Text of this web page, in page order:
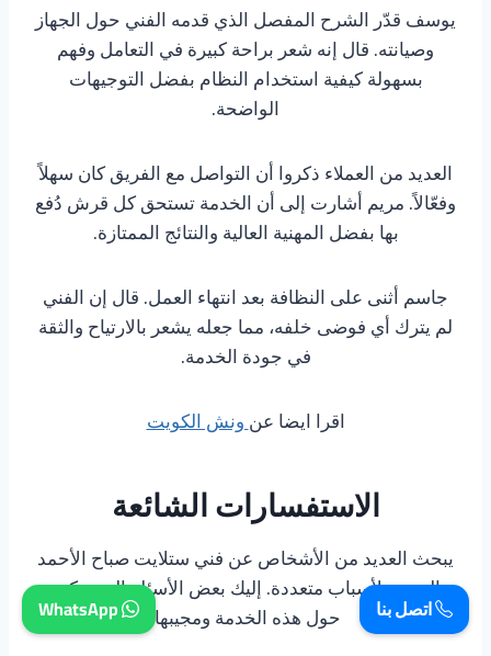
يوسف قدّر الشرح المفصل الذي قدمه الفني حول الجهاز
وصيانته. قال إنه شعر براحة كبيرة في التعامل وفهم
بسهولة كيفية استخدام النظام بفضل التوجيهات
الواضحة.
العديد من العملاء ذكروا أن التواصل مع الفريق كان سهلاً
وفعّالاً. مريم أشارت إلى أن الخدمة تستحق كل قرش دُفع
بها بفضل المهنية العالية والنتائج الممتازة.
جاسم أثنى على النظافة بعد انتهاء العمل. قال إن الفني
لم يترك أي فوضى خلفه، مما جعله يشعر بالارتياح والثقة
في جودة الخدمة.
اقرا ايضا عنونش الكويت
الاستفسارات الشائعة
يبحث العديد من الأشخاص عن فني ستلايت صباح الأحمد
البحرية لأسباب متعددة. إليك بعض الأسئلة التي تتكرر
حول هذه الخدمة ومجيبها.
اتصل بنا